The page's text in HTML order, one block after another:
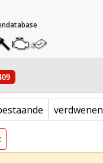
motorendatabase
stuur
een
verdwenen